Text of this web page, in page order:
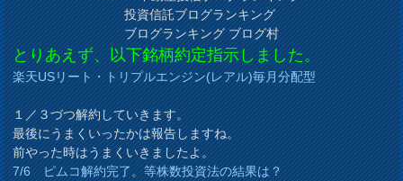
投資信託ブログランキング
ブログランキング ブログ村
とりあえず、以下銘柄約定指示しました。
楽天USリート・トリプルエンジン(レアル)毎月分配型
１／３づつ解約していきます。
最後にうまくいったかは報告しますね。
前やった時はうまくいきましたよ。
7/6 ピムコ解約完了。等株数投資法の結果は？